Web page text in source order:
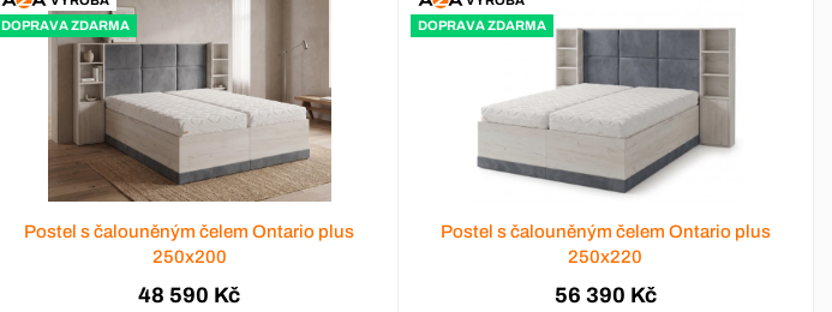
DOPRAVA ZDARMA
Postel s čalouněným čelem Ontario plus
250x200
48 590 Kč
DOPRAVA ZDARMA
Postel s čalouněným čelem Ontario plus
250x220
56 390 Kč